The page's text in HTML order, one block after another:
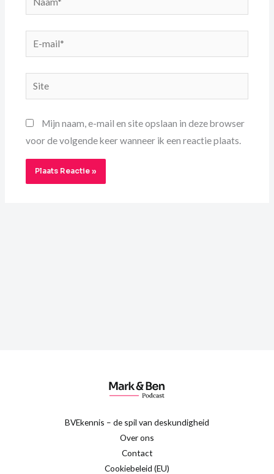
E-
mail*
Site
Mijn naam, e-mail en site opslaan in deze browser
voor de volgende keer wanneer ik een reactie plaats.
BVEkennis – de spil van deskundigheid
Over ons
Contact
Cookiebeleid (EU)